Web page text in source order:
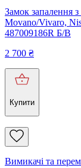
Замок запалення
Movano/Vivaro,
487009186R Б/В
2 700 ₴
Купити
Вимикачі та